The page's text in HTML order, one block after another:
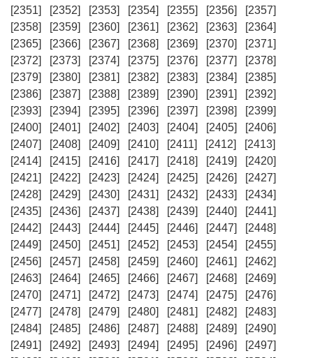
[2351]
[2352] [2353] [2354] [2355] [2356]
[2357]
[2358]
[2359] [2360] [2361] [2362] [2363]
[2364]
[2365]
[2366] [2367] [2368] [2369] [2370]
[2371]
[2372]
[2373] [2374] [2375] [2376] [2377]
[2378]
[2379]
[2380] [2381] [2382] [2383] [2384]
[2385]
[2386]
[2387] [2388] [2389] [2390] [2391]
[2392]
[2393]
[2394] [2395] [2396] [2397] [2398]
[2399]
[2400]
[2401] [2402] [2403] [2404] [2405]
[2406]
[2407]
[2408] [2409] [2410] [2411] [2412]
[2413]
[2414]
[2415] [2416] [2417] [2418] [2419]
[2420]
[2421]
[2422] [2423] [2424] [2425] [2426]
[2427]
[2428]
[2429] [2430] [2431] [2432] [2433]
[2434]
[2435]
[2436] [2437] [2438] [2439] [2440]
[2441]
[2442]
[2443] [2444] [2445] [2446] [2447]
[2448]
[2449]
[2450] [2451] [2452] [2453] [2454]
[2455]
[2456]
[2457] [2458] [2459] [2460] [2461]
[2462]
[2463]
[2464] [2465] [2466] [2467] [2468]
[2469]
[2470]
[2471] [2472] [2473] [2474] [2475]
[2476]
[2477]
[2478] [2479] [2480] [2481] [2482]
[2483]
[2484]
[2485] [2486] [2487] [2488] [2489]
[2490]
[2491]
[2492] [2493] [2494] [2495] [2496]
[2497]